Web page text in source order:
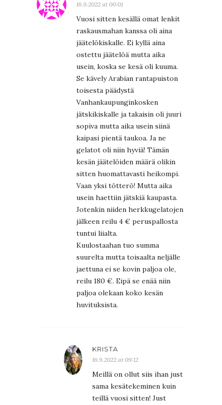
16.9.2022 at 00:01
Vuosi sitten kesällä omat lenkit
raskausmahan kanssa oli aina
jäätelökiskalle. Ei kyllä aina
ostettu jäätelöä mutta aika
usein, koska se kesä oli kuuma.
Se kävely Arabian rantapuiston
toisesta päädystä
Vanhankaupunginkosken
jätskikiskalle ja takaisin oli juuri
sopiva mutta aika usein siinä
kaipasi pientä taukoa. Ja ne
gelatot oli niin hyviä! Tämän
kesän jäätelöiden määrä olikin
sitten huomattavasti heikompi.
Vaan yksi tötterö! Mutta aika
usein haettiin jätskiä kaupasta.
Jotenkin niiden herkkugelatojen
jälkeen reilu 4 € peruspallosta
tuntui liialta.
Kuulostaahan tuo summa
suurelta mutta toisaalta neljälle
jaettuna ei se kovin paljoa ole,
reilu 180 €. Eipä se enää niin
paljoa olekaan koko kesän
huvituksista.
KRISTA
16.9.2022 at 09:12
Meillä on ollut siis ihan just
sama kesätekeminen kuin
teillä vuosi sitten! Just